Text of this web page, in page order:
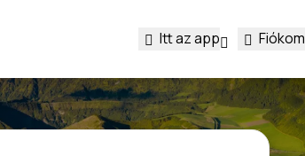
Itt az app Fiókom